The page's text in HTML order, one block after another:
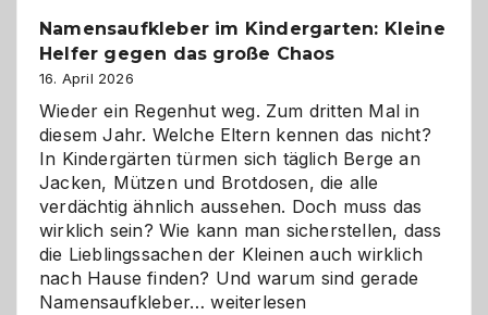
Namensaufkleber im Kindergarten: Kleine
Helfer gegen das große Chaos
16. April 2026
Wieder ein Regenhut weg. Zum dritten Mal in
diesem Jahr. Welche Eltern kennen das nicht?
In Kindergärten türmen sich täglich Berge an
Jacken, Mützen und Brotdosen, die alle
verdächtig ähnlich aussehen. Doch muss das
wirklich sein? Wie kann man sicherstellen, dass
die Lieblingssachen der Kleinen auch wirklich
nach Hause finden? Und warum sind gerade
Namensaufkleber…Namensaufkleber
weiterlesen